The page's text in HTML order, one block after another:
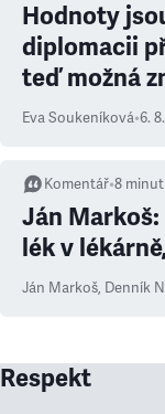
Hodnoty
diplomacii
teď možná
Eva Soukeníková•6.
Komentář•8 minut
Ján
lék v
Ján Markoš, Denník N
Respekt